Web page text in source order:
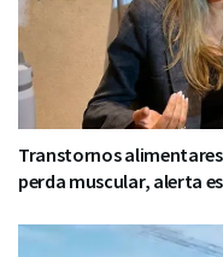
Transtornos
perda muscular, alerta